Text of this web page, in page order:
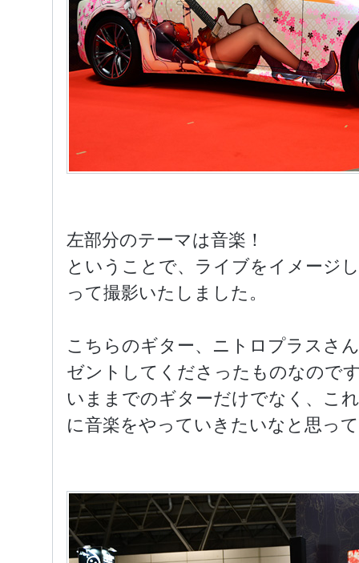
左部分のテーマは音楽！
ということで、ライブをイメージ
って撮影いたしました。
こちらのギター、ニトロプラスさ
ゼントしてくださったものなので
いままでのギターだけでなく、こ
に音楽をやっていきたいなと思っ